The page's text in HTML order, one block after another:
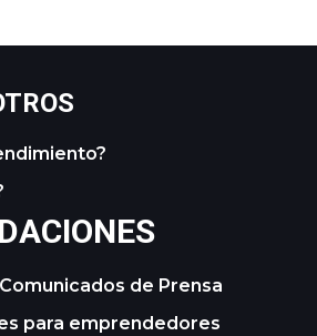
de Prensa
para emprendedores